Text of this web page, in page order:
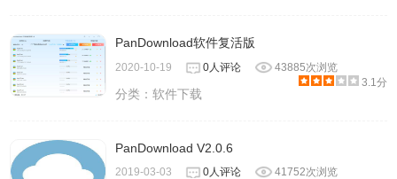
PanDownload软件复活版
2020-10-19 0人评论
43885次浏览
3.1分
分类：软件下载
PanDownload V2.0.6
2019-03-03 0人评论
41752次浏览